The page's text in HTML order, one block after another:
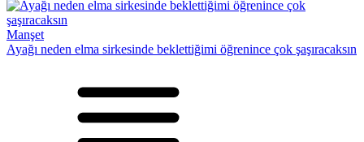
Manşet
Ayağı neden elma sirkesinde beklettiğimi öğrenince çok şaşıracaksın